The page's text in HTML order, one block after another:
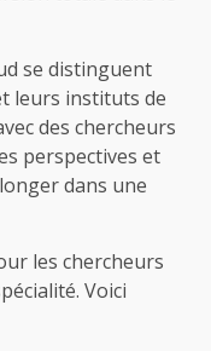
se distinguent
leurs instituts de
des chercheurs
perspectives et
dans une
les chercheurs
Voici